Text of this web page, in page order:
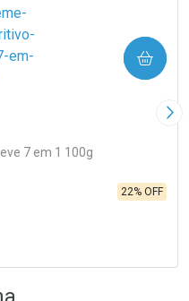
7 em 1 100g
22% OFF
COMPRAR